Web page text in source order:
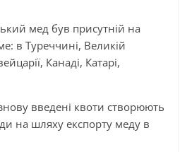
мед був присутній на
в Туреччині, Великій
Канаді, Катарі,
введені квоти створюють
на шляху експорту меду в